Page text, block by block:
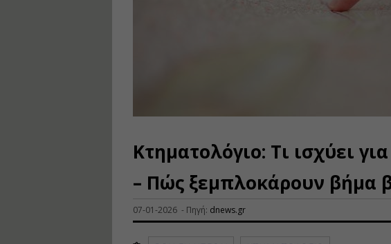
Κτηματολόγιο: Τι ισχύει
– Πώς ξεμπλοκάρουν βήμα
07-01-2026 - Πηγή: dnews.gr